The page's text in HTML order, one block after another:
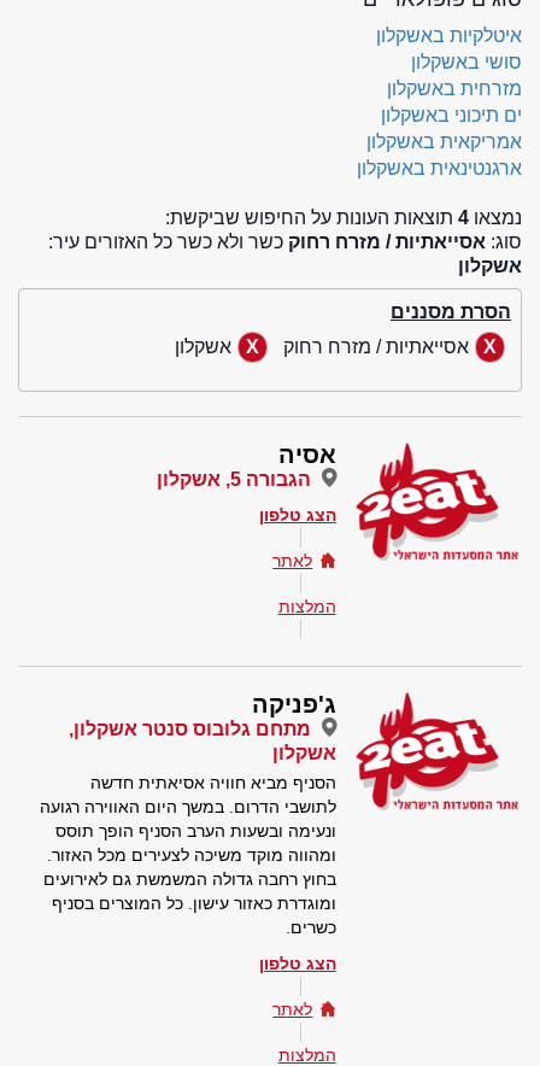
איטלקיות באשקלון
סושי באשקלון
מזרחית באשקלון
ים תיכוני באשקלון
אמריקאית באשקלון
ארגנטינאית באשקלון
נמצאו 4 תוצאות העונות על החיפוש שביקשת:
סוג: אסייאתיות / מזרח רחוק כשר ולא כשר כל האזורים עיר:
אשקלון
הסרת מסננים
אסייאתיות / מזרח רחוק
אשקלון
אסיה
הגבורה 5, אשקלון
הצג טלפון
לאתר
המלצות
ג'פניקה
מתחם גלובוס סנטר אשקלון,
אשקלון
הסניף מביא חוויה אסיאתית חדשה
לתושבי הדרום. במשך היום האווירה רגועה
ונעימה ובשעות הערב הסניף הופך תוסס
ומהווה מוקד משיכה לצעירים מכל האזור.
בחוץ רחבה גדולה המשמשת גם לאירועים
ומוגדרת כאזור עישון. כל המוצרים בסניף
כשרים.
הצג טלפון
לאתר
המלצות